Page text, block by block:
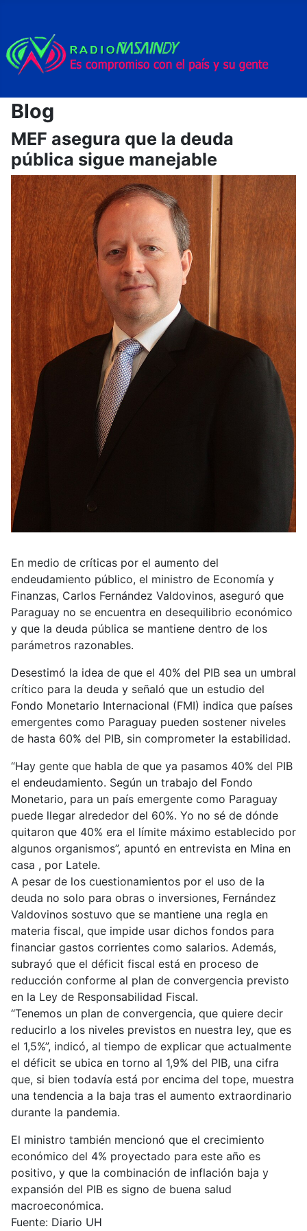
Blog
MEF asegura que la deuda
pública sigue manejable
En medio de críticas por el aumento del
endeudamiento público, el ministro de Economía y
Finanzas, Carlos Fernández Valdovinos, aseguró que
Paraguay no se encuentra en desequilibrio económico
y que la deuda pública se mantiene dentro de los
parámetros razonables.
Desestimó la idea de que el 40% del PIB sea un umbral
crítico para la deuda y señaló que un estudio del
Fondo Monetario Internacional (FMI) indica que países
emergentes como Paraguay pueden sostener niveles
de hasta 60% del PIB, sin comprometer la estabilidad.
“Hay gente que habla de que ya pasamos 40% del PIB
el endeudamiento. Según un trabajo del Fondo
Monetario, para un país emergente como Paraguay
puede llegar alrededor del 60%. Yo no sé de dónde
quitaron que 40% era el límite máximo establecido por
algunos organismos”, apuntó en entrevista en Mina en
casa , por Latele.
A pesar de los cuestionamientos por el uso de la
deuda no solo para obras o inversiones, Fernández
Valdovinos sostuvo que se mantiene una regla en
materia fiscal, que impide usar dichos fondos para
financiar gastos corrientes como salarios. Además,
subrayó que el déficit fiscal está en proceso de
reducción conforme al plan de convergencia previsto
en la Ley de Responsabilidad Fiscal.
“Tenemos un plan de convergencia, que quiere decir
reducirlo a los niveles previstos en nuestra ley, que es
el 1,5%”, indicó, al tiempo de explicar que actualmente
el déficit se ubica en torno al 1,9% del PIB, una cifra
que, si bien todavía está por encima del tope, muestra
una tendencia a la baja tras el aumento extraordinario
durante la pandemia.
El ministro también mencionó que el crecimiento
económico del 4% proyectado para este año es
positivo, y que la combinación de inflación baja y
expansión del PIB es signo de buena salud
macroeconómica.
Fuente: Diario UH